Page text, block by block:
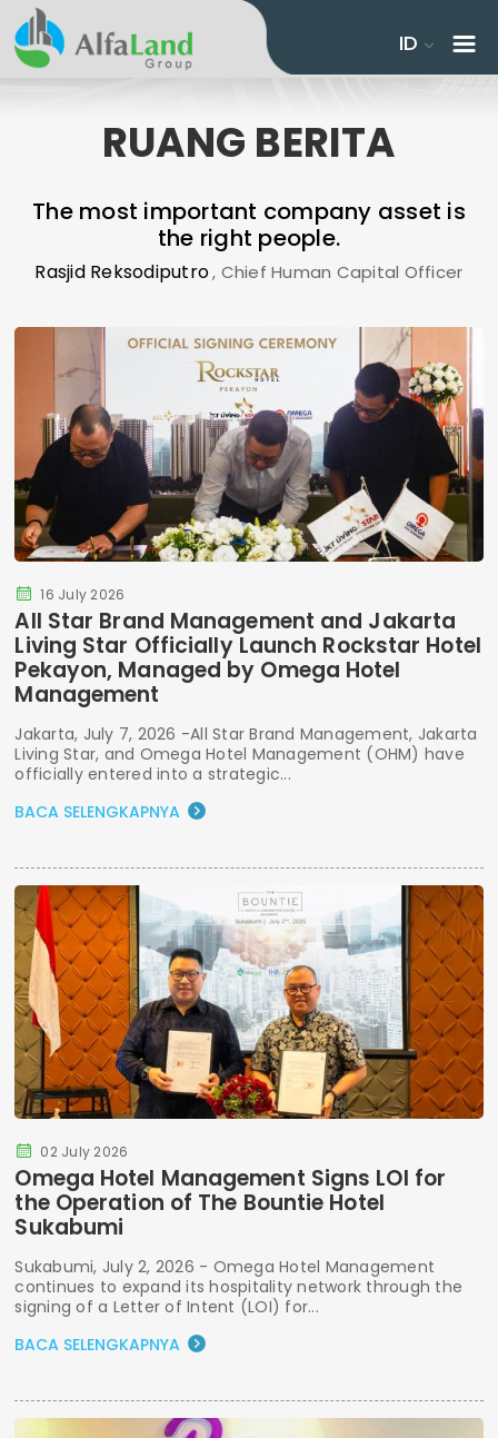
ID
RUANG BERITA
The most important company asset is
the right people.
Rasjid Reksodiputro, Chief Human Capital Officer
16 July 2026
All Star Brand Management and Jakarta
Living Star Officially Launch Rockstar Hotel
Pekayon, Managed by Omega Hotel
Management
Jakarta, July 7, 2026 -All Star Brand Management, Jakarta
Living Star, and Omega Hotel Management (OHM) have
officially entered into a strategic...
BACA SELENGKAPNYA
02 July 2026
Omega Hotel Management Signs LOI for
the Operation of The Bountie Hotel
Sukabumi
Sukabumi, July 2, 2026 - Omega Hotel Management
continues to expand its hospitality network through the
signing of a Letter of Intent (LOI) for...
BACA SELENGKAPNYA